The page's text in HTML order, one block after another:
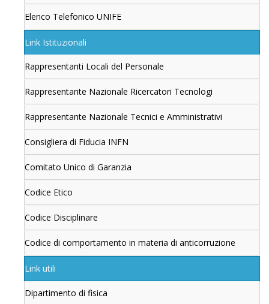
Elenco Telefonico UNIFE
Link Istituzionali
Rappresentanti Locali del Personale
Rappresentante Nazionale Ricercatori Tecnologi
Rappresentante Nazionale Tecnici e Amministrativi
Consigliera di Fiducia INFN
Comitato Unico di Garanzia
Codice Etico
Codice Disciplinare
Codice di comportamento in materia di anticorruzione
Link utili
Dipartimento di fisica